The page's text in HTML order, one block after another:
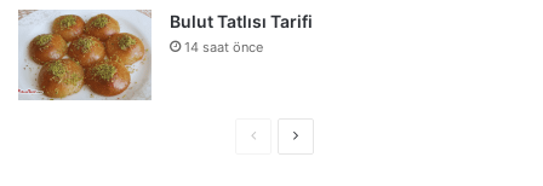
Bulut Tatlısı Tarifi
14 saat önce
ÖncekiSonraki